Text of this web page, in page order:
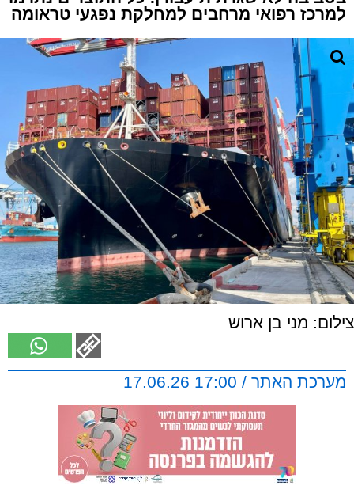
למרכז רפואי מרחבים למחלקת נפגעי טראומה
צילום: מני בן ארוש
מערכת האתר / 17:00 17.06.26